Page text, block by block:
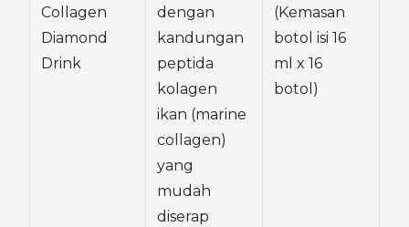
Collagen
Diamond
Drink
dengan
kandungan
peptida
kolagen
ikan (marine
collagen)
yang
mudah
diserap
(Kemasan
botol isi 16
ml x 16
botol)